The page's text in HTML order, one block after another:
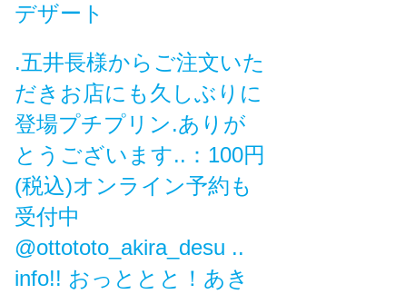
デザート
.五井長様からご注文いた
だきお店にも久しぶりに
登場プチプリン.ありが
とうございます..：100円
(税込)オンライン予約も
受付中
@ottototo_akira_desu ..
info!! おっととと！あき